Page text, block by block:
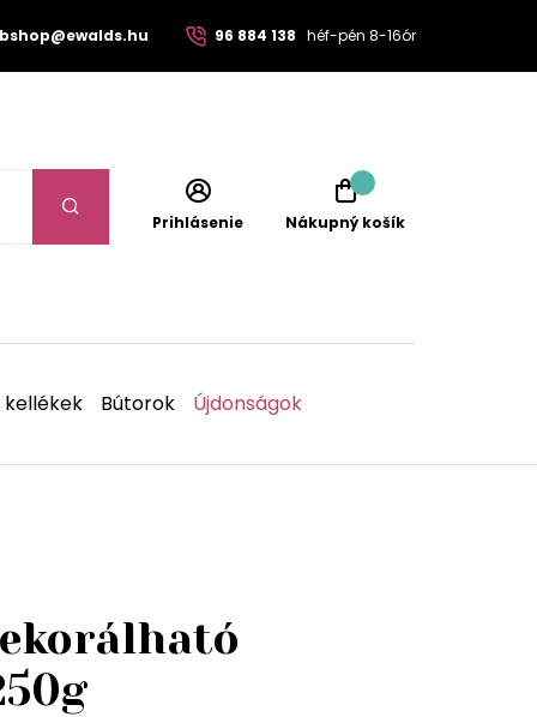
96 884 138 héf-pén 8-16ór
Prihlásenie Nákupný košík
kellékek Bútorok Újdonságok